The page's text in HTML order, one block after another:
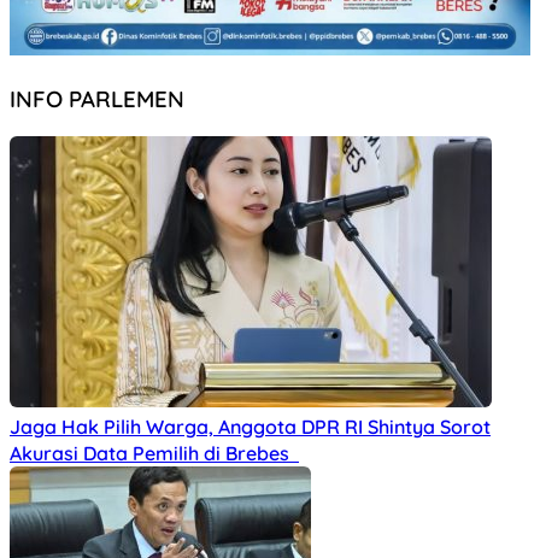
INFO PARLEMEN
Jaga Hak Pilih Warga, Anggota DPR RI Shintya Sorot
Akurasi Data Pemilih di Brebes